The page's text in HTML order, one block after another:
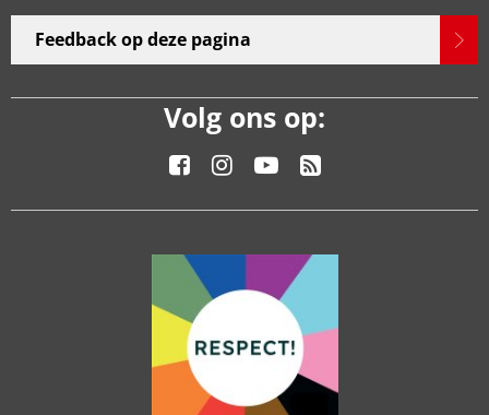
Feedback op deze pagina
Volg ons op: